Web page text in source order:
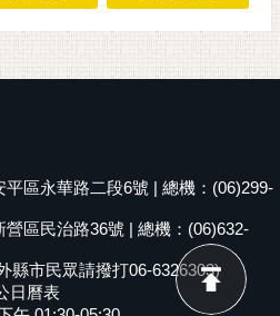
區永華路二段6號 | 總機：(06)299-
區民治路36號 | 總機：(06)632-
縣市民眾請撥打06-6326303)
日曆表